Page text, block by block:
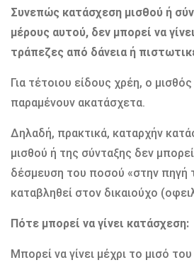
Συνεπώς κατάσχεση μισθού ή
μέρους αυτού, δεν μπορεί να
τράπεζες από δάνεια ή
Για τέτοιου είδους χρέη, ο
παραμένουν ακατάσχετα.
Δηλαδή, πρακτικά, καταρχήν
μισθού ή της σύνταξης δεν μπορεί
δέσμευση του ποσού «στην πηγή
καταβληθεί στον δικαιούχο
Πότε μπορεί να γίνει κατάσχεση:
Μπορεί να γίνει μέχρι το μισό